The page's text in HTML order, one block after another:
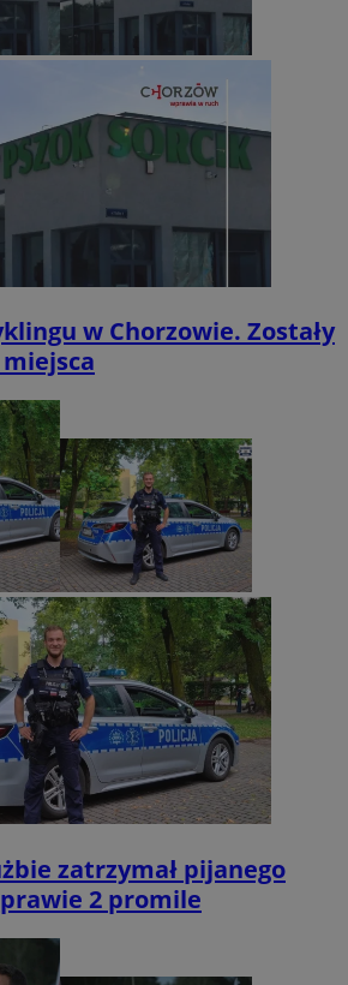
w Chorzowie. Zostały
zatrzymał pijanego
2 promile